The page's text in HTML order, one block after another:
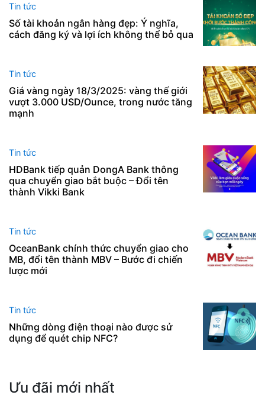
Tin tức
Số tài khoản ngân hàng đẹp: Ý nghĩa,
cách đăng ký và lợi ích không thể bỏ qua
Tin tức
Giá vàng ngày 18/3/2025: vàng thế giới
vượt 3.000 USD/Ounce, trong nước tăng
mạnh
Tin tức
HDBank tiếp quản DongA Bank thông
qua chuyển giao bắt buộc – Đổi tên
thành Vikki Bank
Tin tức
OceanBank chính thức chuyển giao cho
MB, đổi tên thành MBV – Bước đi chiến
lược mới
Tin tức
Những dòng điện thoại nào được sử
dụng để quét chip NFC?
Ưu đãi mới nhất